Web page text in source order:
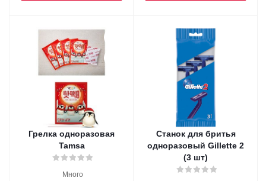
Грелка одноразовая
Tamsa
Много
Станок для бритья
одноразовый Gillette 2
(3 шт)